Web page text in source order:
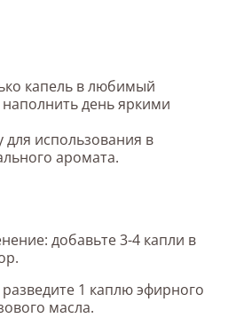
капель в любимый
день яркими
для использования в
аромата.
добавьте 3-4 капли в
1 каплю эфирного
масла.